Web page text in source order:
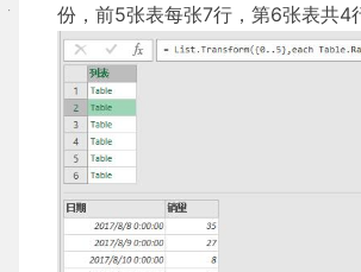
份，前5张表每张7行，第6张表共4